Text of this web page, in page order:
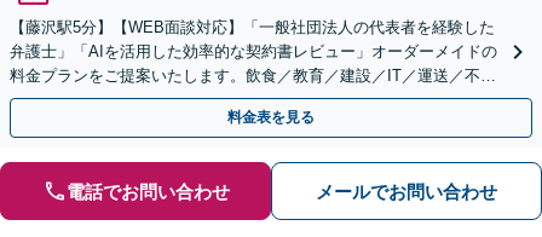
【藤沢駅5分】【WEB面談対応】「一般社団法人の代表者を経験した
弁護士」「AIを活用した効率的な契約書レビュー」オーダーメイドの
料金プランをご提案いたします。飲食／教育／建設／IT／運送／不動
産／メーカー／社会福祉法人など幅広い業界に対応
料金表を見る
電話でお問い合わせ メールでお問い合わせ